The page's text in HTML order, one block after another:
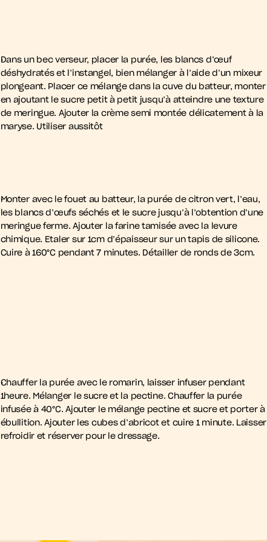
Dans un bec verseur, placer la purée, les blancs d’œuf
déshydratés et l’instangel, bien mélanger à l’aide d’un mixeur
plongeant. Placer ce mélange dans la cuve du batteur, monter
en ajoutant le sucre petit à petit jusqu’à atteindre une texture
de meringue. Ajouter la crème semi montée délicatement à la
maryse. Utiliser aussitôt
Monter avec le fouet au batteur, la purée de citron vert, l’eau,
les blancs d’œufs séchés et le sucre jusqu’à l’obtention d’une
meringue ferme. Ajouter la farine tamisée avec la levure
chimique. Etaler sur 1cm d’épaisseur sur un tapis de silicone.
Cuire à 160°C pendant 7 minutes. Détailler de ronds de 3cm.
Chauffer la purée avec le romarin, laisser infuser pendant
1heure. Mélanger le sucre et la pectine. Chauffer la purée
infusée à 40°C. Ajouter le mélange pectine et sucre et porter à
ébullition. Ajouter les cubes d’abricot et cuire 1 minute. Laisser
refroidir et réserver pour le dressage.